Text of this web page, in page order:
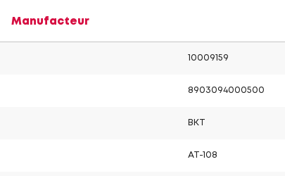
Manufacteur
10009159
8903094000500
BKT
AT-108